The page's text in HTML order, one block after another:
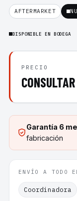
AFTERMARKET
DISPONIBLE EN BODEGA
PRECIO
CONSULTAR
Garantía 6
fabricación
ENVÍO A TODO
Coordinadora